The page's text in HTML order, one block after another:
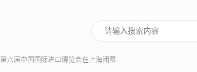
第六届中国国际进口博览会在上海闭幕